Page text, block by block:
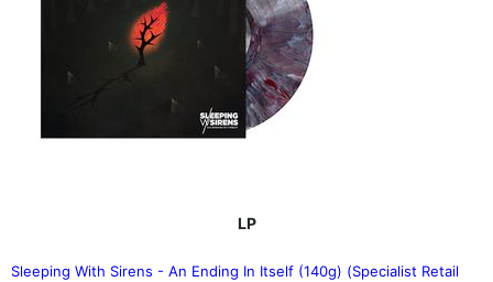
LP
Sleeping With Sirens - An Ending In Itself (140g) (Specialist Retail